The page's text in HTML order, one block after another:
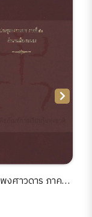
งศาวดาร ภาคที่